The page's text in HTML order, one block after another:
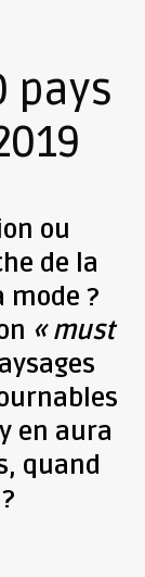
pays
ou
de la
?
« must
en aura
quand